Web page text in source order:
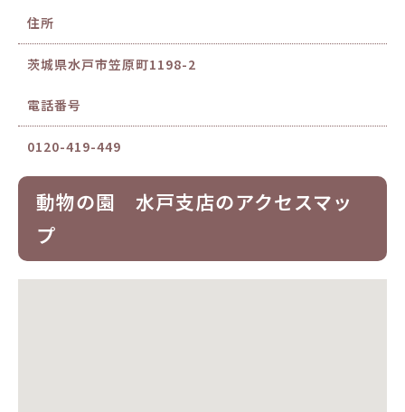
住所
茨城県水戸市笠原町1198-2
電話番号
0120-419-449
動物の園 水戸支店のアクセスマッ
プ